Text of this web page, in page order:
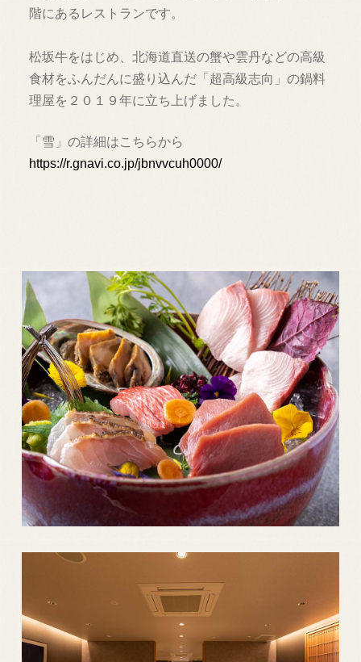
階にあるレストランです。
松坂牛をはじめ、北海道直送の蟹や雲丹などの高級
食材をふんだんに盛り込んだ「超高級志向」の鍋料
理屋を２０１９年に立ち上げました。
「雪」の詳細はこちらから
https://r.gnavi.co.jp/jbnvvcuh0000/